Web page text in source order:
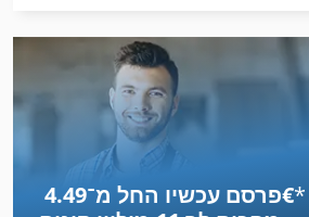
יד ידית
יד ידית אגרוף
יד ידית מכונת
פרסם עכשיו החל מ־‏4.49 ‏€*